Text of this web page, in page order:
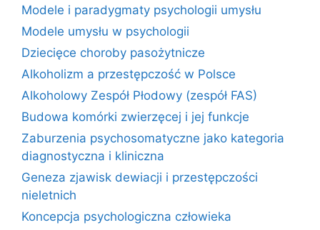
Modele i paradygmaty psychologii umysłu
Modele umysłu w psychologii
Dziecięce choroby pasożytnicze
Alkoholizm a przestępczość w Polsce
Alkoholowy Zespół Płodowy (zespół FAS)
Budowa komórki zwierzęcej i jej funkcje
Zaburzenia psychosomatyczne jako kategoria
diagnostyczna i kliniczna
Geneza zjawisk dewiacji i przestępczości
nieletnich
Koncepcja psychologiczna człowieka